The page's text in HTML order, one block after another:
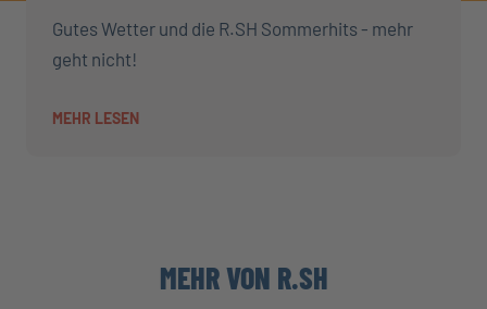
Gutes Wetter und die R.SH Sommerhits - mehr
geht nicht!
MEHR LESEN
MEHR VON R.SH